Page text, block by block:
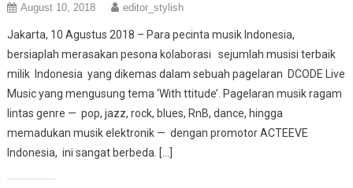
August 10, 2018 editor_stylish
Jakarta, 10 Agustus 2018 – Para pecinta musik Indonesia,
bersiaplah merasakan pesona kolaborasi sejumlah musisi terbaik
milik Indonesia yang dikemas dalam sebuah pagelaran DCODE Live
Music yang mengusung tema ‘With ttitude’. Pagelaran musik ragam
lintas genre — pop, jazz, rock, blues, RnB, dance, hingga
memadukan musik elektronik — dengan promotor ACTEEVE
Indonesia, ini sangat berbeda. […]